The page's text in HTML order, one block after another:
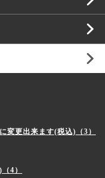
変更出来ます(税込)（3）
4）